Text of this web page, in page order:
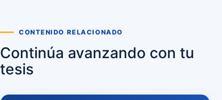
CONTENIDO RELACIONADO
Continúa avanzando con tu
tesis